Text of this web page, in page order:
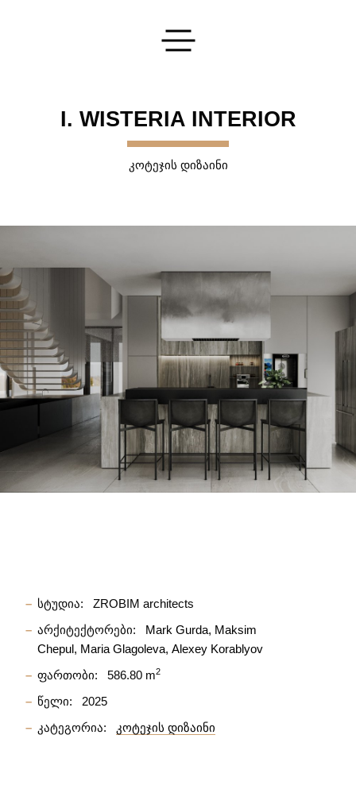
სტუდია:
ZROBIM architects
არქიტექტორები:
Mark Gurda Maksim
Chepul Maria Glagoleva Alexey Korablyov
ფართობი:
586.80 m2
წელი:
2025
კატეგორია:
კოტეჯის დიზაინი
I. WISTERIA INTERIOR
ᲙᲝᲢᲔᲯᲘᲡ ᲓᲘᲖᲐᲘᲜᲘ